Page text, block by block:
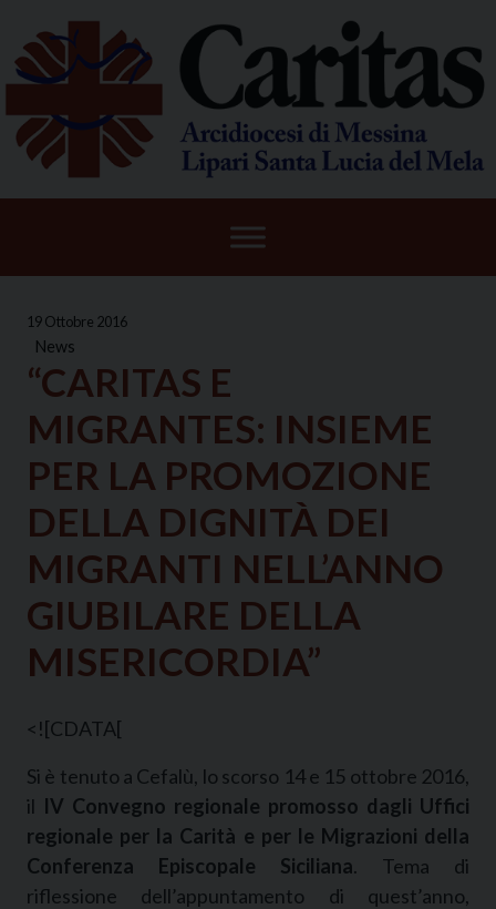
content
19 Ottobre 2016
News
“CARITAS E
MIGRANTES: INSIEME
PER LA PROMOZIONE
DELLA DIGNITÀ DEI
MIGRANTI NELL’ANNO
GIUBILARE DELLA
MISERICORDIA”
<![CDATA[
Si è tenuto a Cefalù, lo scorso 14 e 15 ottobre 2016,
il IV Convegno regionale promosso dagli Uffici
regionale per la Carità e per le Migrazioni della
Conferenza Episcopale Siciliana. Tema di
riflessione dell’appuntamento di quest’anno,